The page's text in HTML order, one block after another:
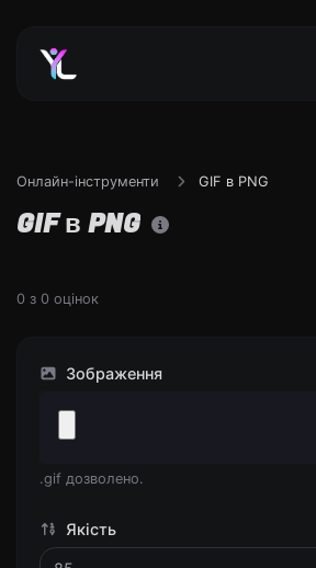
Онлайн-інструменти GIF в PNG
GIF в PNG
0 з 0 оцінок
Зображення
.gif дозволено.
Якість